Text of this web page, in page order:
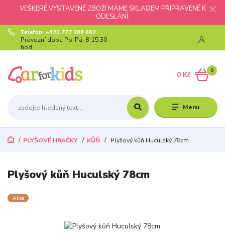
VEŠKERÉ VYSTAVENÉ ZBOŽÍ MÁME SKLADEM PŘIPRAVENÉ K
ODESLÁNÍ.
Menu
Telefon: +420 777 288 882
Provozní doba Po-Pá, 8-15:30
hod.
0
0 Kč
PLYŠOVÉ HRAČKY KŮŇ Plyšový kůň Huculský 78cm
Plyšový kůň Huculský 78cm
Akce